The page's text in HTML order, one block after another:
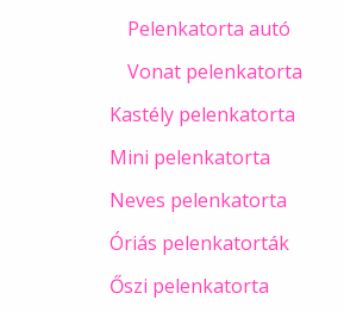
Pelenkatorta autó
Vonat pelenkatorta
Kastély pelenkatorta
Mini pelenkatorta
Neves pelenkatorta
Óriás pelenkatorták
Őszi pelenkatorta